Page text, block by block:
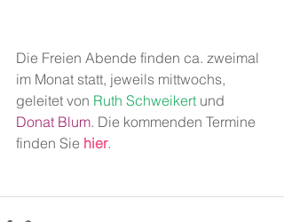
Die Freien Abende finden ca. zweimal
im Monat statt, jeweils mittwochs,
geleitet von Ruth Schweikert und
Donat Blum. Die kommenden Termine
finden Sie hier.